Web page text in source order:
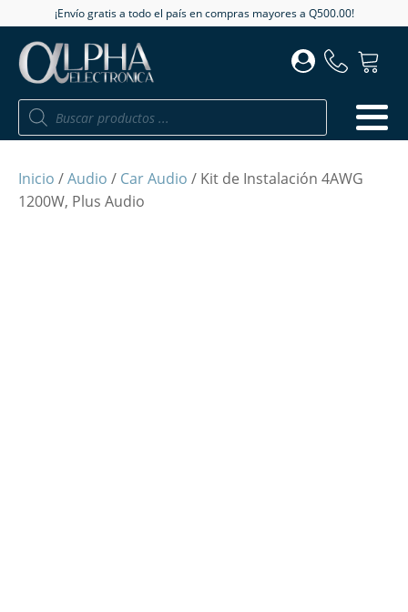
¡Envío gratis a todo el país en compras mayores a Q500.00!
Búsqueda
productos
Inicio /Audio / Car Audio / Kit de Instalación 4AWG
1200W, Plus Audio